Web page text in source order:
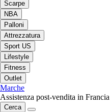
Scarpe
NBA
Palloni
Attrezzatura
Sport US
Lifestyle
Fitness
Outlet
Marche
Assistenza post-vendita in Francia
Cerca